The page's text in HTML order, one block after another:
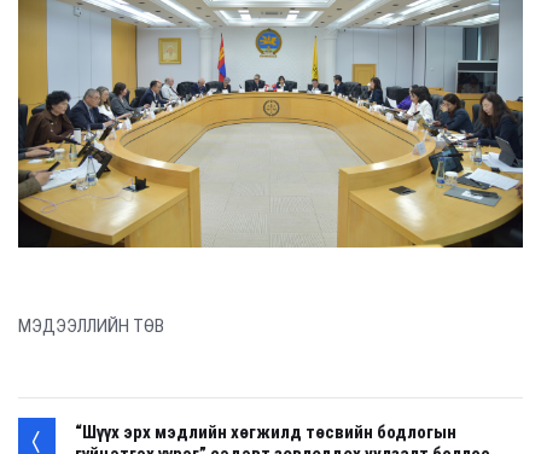
МЭДЭЭЛЛИЙН ТӨВ
“Шүүх эрх мэдлийн хөгжилд төсвийн бодлогын